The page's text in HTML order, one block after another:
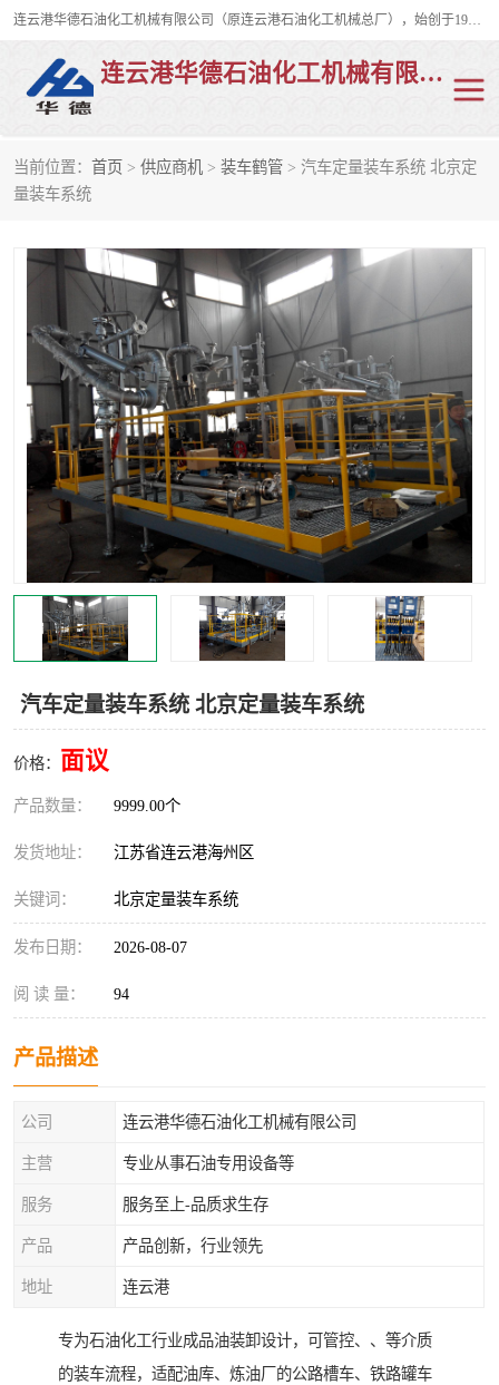
连云港华德石油化工机械有限公司（原连云港石油化工机械总厂），始创于1982年，是从事码头船用流体装卸臂、陆用流体装卸臂（鹤管）、活动梯、钢构平台、定量装车系统等全系列流体装卸设备的设计、制造、销售以及服务的专业供应商。
连云港华德石油化工机械有限公司
当前位置： 首页 > 供应商机 > 装车鹤管 > 汽车定量装车系统 北京定
量装车系统
汽车定量装车系统 北京定量装车系统
价格： 面议
产品数量： 9999.00个
发货地址： 江苏省连云港海州区
关键词： 北京定量装车系统
发布日期： 2026-08-07
阅 读 量： 94
产品描述
公司 连云港华德石油化工机械有限公司
主营 专业从事石油专用设备等
服务 服务至上-品质求生存
产品 产品创新，行业领先
地址 连云港
专为石油化工行业成品油装卸设计，可管控、、等介质
的装车流程，适配油库、炼油厂的公路槽车、铁路罐车
陆用流体装卸臂
液氨鹤管 液氯鹤管
LNG鹤管 活动梯
平台栈桥 卸车鹤管
装车鹤管 输油臂
紧急脱离干式接头 火车鹤管
汽车鹤管 顶部鹤管
底部鹤管 低温鹤管
浮动出油装置 鹤管